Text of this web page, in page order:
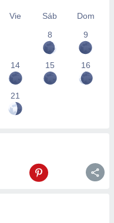
Vie Sáb
Dom
8
9
14 15 16
21